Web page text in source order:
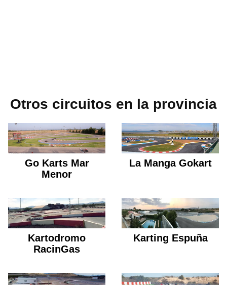
Otros circuitos en la provincia
Go Karts Mar
Menor
La Manga Gokart
Kartodromo
RacinGas
Karting Espuña